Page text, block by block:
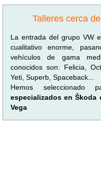
Talleres cerca
La entrada del grupo VW
cualitativo enorme,
vehículos de gama
conocidos son: Felicia,
Yeti, Superb, Spaceback...
Hemos
especializados en
Vega